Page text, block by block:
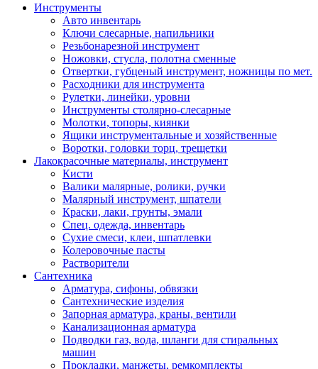
Инструменты
Авто инвентарь
Ключи слесарные, напильники
Резьбонарезной инструмент
Ножовки, стусла, полотна сменные
Отвертки, губценый инструмент, ножницы по мет.
Расходники для инструмента
Рулетки, линейки, уровни
Инструменты столярно-слесарные
Молотки, топоры, киянки
Ящики инструментальные и хозяйственные
Воротки, головки торц, трещетки
Лакокрасочные материалы, инструмент
Кисти
Валики малярные, ролики, ручки
Малярный инструмент, шпатели
Краски, лаки, грунты, эмали
Спец. одежда, инвентарь
Сухие смеси, клеи, шпатлевки
Колеровочные пасты
Растворители
Сантехника
Арматура, сифоны, обвязки
Сантехнические изделия
Запорная арматура, краны, вентили
Канализационная арматура
Подводки газ, вода, шланги для стиральных
машин
Прокладки, манжеты, ремкомплекты